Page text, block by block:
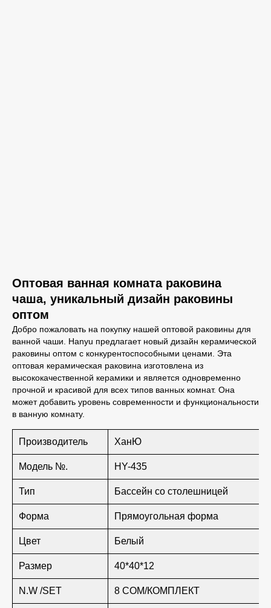
Оптовая ванная комната раковина
чаша, уникальный дизайн раковины
оптом
Добро пожаловать на покупку нашей оптовой раковины для
ванной чаши. Hanyu предлагает новый дизайн керамической
раковины оптом с конкурентоспособными ценами. Эта
оптовая керамическая раковина изготовлена из
высококачественной керамики и является одновременно
прочной и красивой для всех типов ванных комнат. Она
может добавить уровень современности и функциональности
в ванную комнату.
Производитель ХанЮ
Модель №. HY-435
Тип Бассейн со столешницей
Форма Прямоугольная форма
Цвет Белый
Размер 40*40*12
N.W /SET 8 СОМ/КОМПЛЕКТ